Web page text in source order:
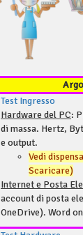
Test Ingresso
Hardware del PC:
di massa. Hertz,
e output.
Vedi dispensa
Scaricare)
Internet e Posta
account di posta
OneDrive). Word